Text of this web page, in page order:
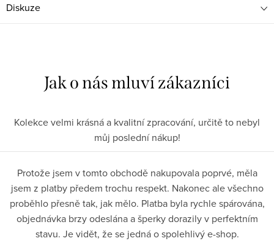
Diskuze
Kolekce velmi krásná a kvalitní zpracování, určitě to nebyl
můj poslední nákup!
Protože jsem v tomto obchodě nakupovala poprvé, měla
jsem z platby předem trochu respekt. Nakonec ale všechno
proběhlo přesně tak, jak mělo. Platba byla rychle spárována,
objednávka brzy odeslána a šperky dorazily v perfektním
stavu. Je vidět, že se jedná o spolehlivý e-shop.